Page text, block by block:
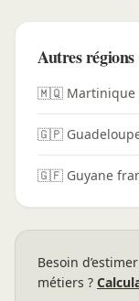
Autres régions
🇲🇶 Martinique
🇬🇵
🇬🇫 Guyane
Besoin
métiers ?